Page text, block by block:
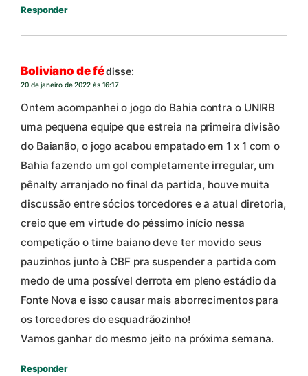
Responder
Boliviano de fédisse:
20 de janeiro de 2022 às 16:17
Ontem acompanhei o jogo do Bahia contra o UNIRB
uma pequena equipe que estreia na primeira divisão
do Baianão, o jogo acabou empatado em 1 x 1 com o
Bahia fazendo um gol completamente irregular, um
pênalty arranjado no final da partida, houve muita
discussão entre sócios torcedores e a atual diretoria,
creio que em virtude do péssimo início nessa
competição o time baiano deve ter movido seus
pauzinhos junto à CBF pra suspender a partida com
medo de uma possível derrota em pleno estádio da
Fonte Nova e isso causar mais aborrecimentos para
os torcedores do esquadrãozinho!
Vamos ganhar do mesmo jeito na próxima semana.
Responder